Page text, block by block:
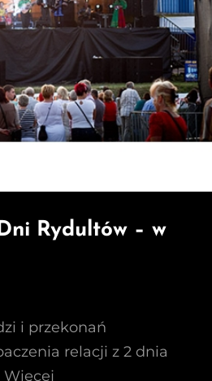
Rydultów – w
i przekonań
relacji z 2 dnia
Więcej